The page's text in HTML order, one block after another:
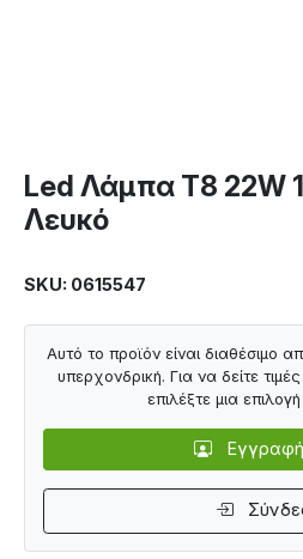
Led Λάμπα T8 22W
Λευκό
SKU: 0615547
Αυτό το προϊόν είναι διαθέσιμο
υπερχονδρική. Για να δείτε
επιλέξτε μια